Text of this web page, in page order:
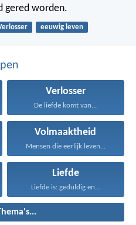
gered worden.
eeuwig leven
Verlosser
De liefde komt van...
Volmaaktheid
Mensen die eerlijk leven...
Liefde
Liefde is: geduldig en...